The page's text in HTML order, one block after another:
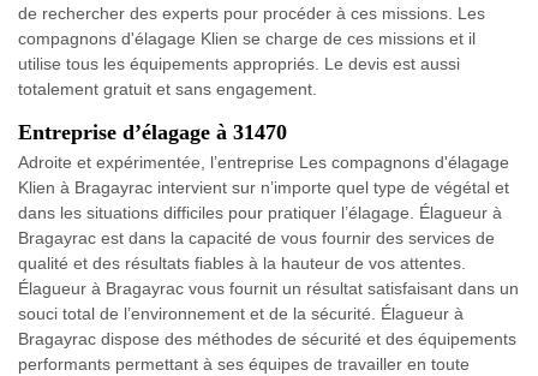
de rechercher des experts pour procéder à ces missions. Les
compagnons d'élagage Klien se charge de ces missions et il
utilise tous les équipements appropriés. Le devis est aussi
totalement gratuit et sans engagement.
Entreprise d’élagage à 31470
Adroite et expérimentée, l’entreprise Les compagnons d'élagage
Klien à Bragayrac intervient sur n’importe quel type de végétal et
dans les situations difficiles pour pratiquer l’élagage. Élagueur à
Bragayrac est dans la capacité de vous fournir des services de
qualité et des résultats fiables à la hauteur de vos attentes.
Élagueur à Bragayrac vous fournit un résultat satisfaisant dans un
souci total de l’environnement et de la sécurité. Élagueur à
Bragayrac dispose des méthodes de sécurité et des équipements
performants permettant à ses équipes de travailler en toute